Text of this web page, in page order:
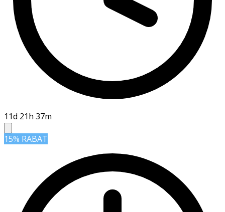
11d 21h 36m
15% RABAT